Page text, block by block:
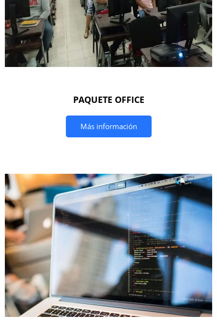
PAQUETE OFFICE
Más información